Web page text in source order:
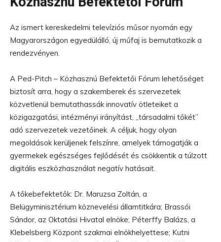
Az ismert kereskedelmi televíziós műsor nyomán egy
Magyarországon egyedülálló, új műfaj is bemutatkozik a
rendezvényen.
A Ped-Pitch – Közhasznú Befektetői Fórum lehetőséget
biztosít arra, hogy a szakemberek és szervezetek
közvetlenül bemutathassák innovatív ötleteiket a
közigazgatási, intézményi irányítást, „társadalmi tőkét”
adó szervezetek vezetőinek. A céljuk, hogy olyan
megoldások kerüljenek felszínre, amelyek támogatják a
gyermekek egészséges fejlődését és csökkentik a túlzott
digitális eszközhasználat negatív hatásait.
A tőkebefektetők: Dr. Maruzsa Zoltán, a
Belügyminisztérium köznevelési államtitkára; Brassói
Sándor, az Oktatási Hivatal elnöke; Péterffy Balázs, a
Klebelsberg Központ szakmai elnökhelyettese; Kutni